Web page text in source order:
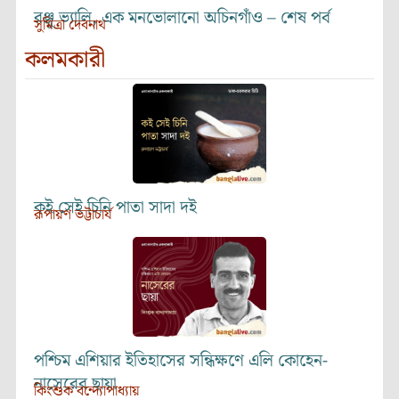
রঞ্জু ভ্যালি, এক মনভোলানো অচিনগাঁও – শেষ পর্ব
সুমিত্রা দেবনাথ
কলমকারী
কই সেই চিনি পাতা সাদা দই
রূপায়ণ ভট্টাচার্য
পশ্চিম এশিয়ার ইতিহাসের সন্ধিক্ষণে এলি কোহেন-
নাসেরের ছায়া
কিংশুক বন্দ্যোপাধ্যায়